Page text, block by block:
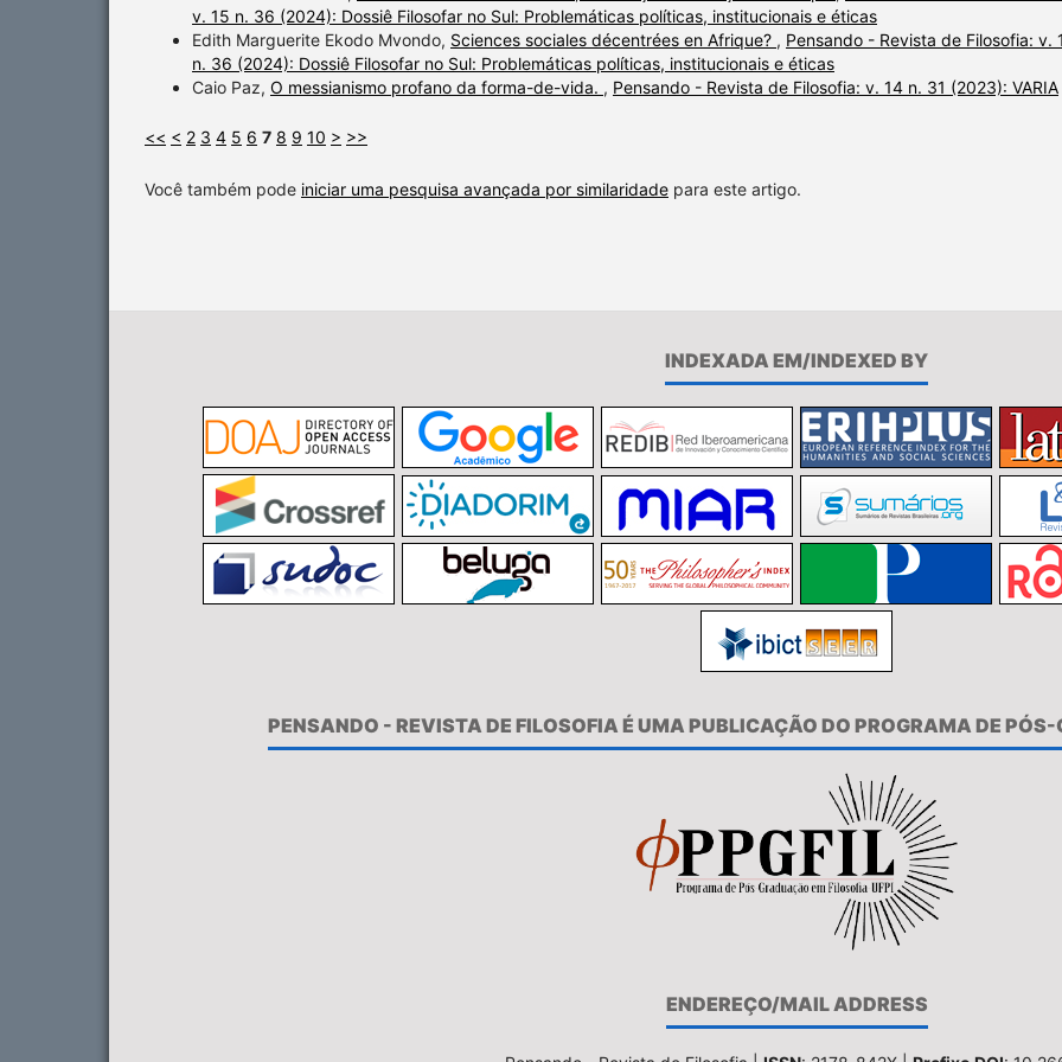
v. 15 n. 36 (2024): Dossiê Filosofar no Sul: Problemáticas políticas, institucionais e éticas
Edith Marguerite Ekodo Mvondo, Sciences sociales décentrées en Afrique? , Pensando - Revista de Filosofia: v.
n. 36 (2024): Dossiê Filosofar no Sul: Problemáticas políticas, institucionais e éticas
Caio Paz, O messianismo profano da forma-de-vida. , Pensando - Revista de Filosofia: v. 14 n. 31 (2023): VARIA
<< < 2 3 4 5 6 7 8 9 10 > >>
Você também pode iniciar uma pesquisa avançada por similaridade para este artigo.
INDEXADA EM/INDEXED BY
PENSANDO - REVISTA DE FILOSOFIA É UMA PUBLICAÇÃO DO PROGRAMA DE
ENDEREÇO/MAIL ADDRESS